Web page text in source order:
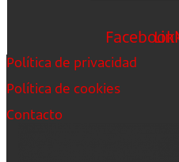
Facebook
Política de privacidad
Política de cookies
Contacto